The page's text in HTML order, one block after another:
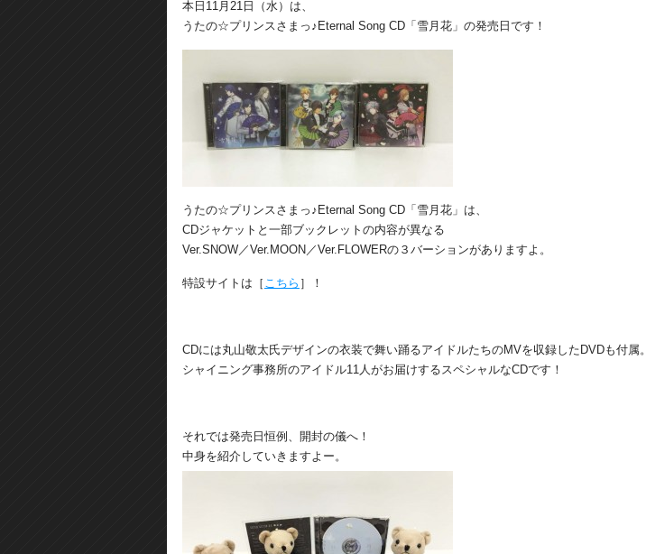
本日11月21日（水）は、
うたの☆プリンスさまっ♪Eternal Song CD「雪月花」の発売日です！
うたの☆プリンスさまっ♪Eternal Song CD「雪月花」は、
CDジャケットと一部ブックレットの内容が異なる
Ver.SNOW／Ver.MOON／Ver.FLOWERの３バーションがありますよ。
特設サイトは［ こちら ］！
CDには丸山敬太氏デザインの衣装で舞い踊るアイドルたちのMVを収録したDVDも付属。
シャイニング事務所のアイドル11人がお届けするスペシャルなCDです！
それでは発売日恒例、開封の儀へ！
中身を紹介していきますよー。